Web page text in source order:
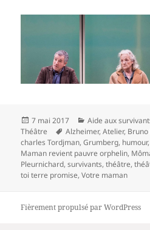
Publié
le
7 mai 2017 Catégories
Aide aux
Théâtre
Mots-
clés
Alzheimer,Atelier, Bruno
charles Tordjman,Grumberg, humour,
Maman revient pauvre orphelin,
Pleurnichard,survivants,théâtre,
toi terre promise,Votre maman
Fièrement propulsé par WordPress